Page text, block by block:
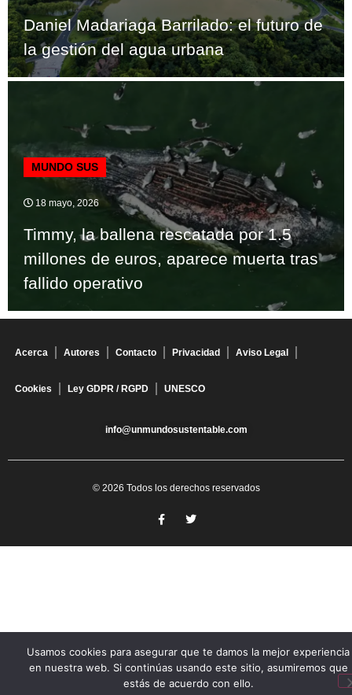
Daniel Madariaga Barrilado: el futuro de
la gestión del agua urbana
MUNDO SUS
18 mayo, 2026
Timmy, la ballena rescatada por 1.5
millones de euros, aparece muerta tras
fallido operativo
Acerca Autores Contacto Privacidad Aviso Legal
Cookies Ley GDPR / RGPD UNESCO
info@unmundosustentable.com
© 2026 Todos los derechos reservados
Usamos cookies para asegurar que te damos la mejor experiencia
en nuestra web. Si continúas usando este sitio, asumiremos que
estás de acuerdo con ello.